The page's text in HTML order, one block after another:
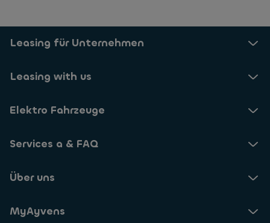
Leasing für Unternehmen
Leasing with us
Elektro Fahrzeuge
Services a & FAQ
Über uns
MyAyvens